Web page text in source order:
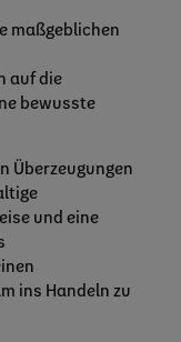
maßgeblichen
auf die
bewusste
Überzeugungen
und eine
ins Handeln zu